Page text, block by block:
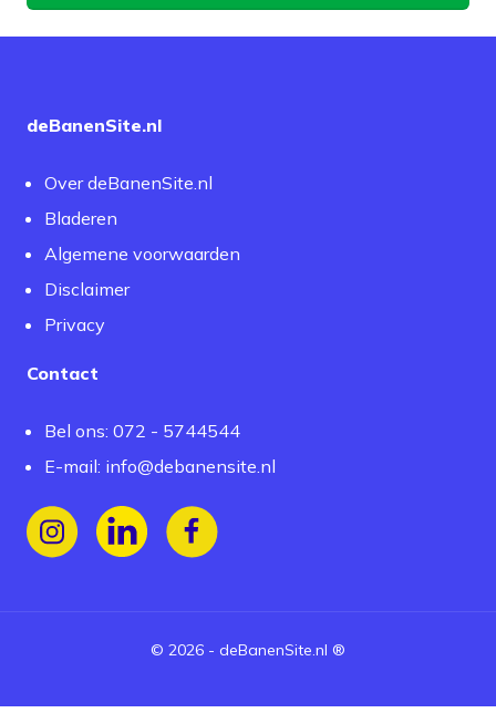
deBanenSite.nl
Over deBanenSite.nl
Bladeren
Algemene voorwaarden
Disclaimer
Privacy
Contact
Bel ons: 072 - 5744544
E-mail: info@debanensite.nl
© 2026 - deBanenSite.nl ®